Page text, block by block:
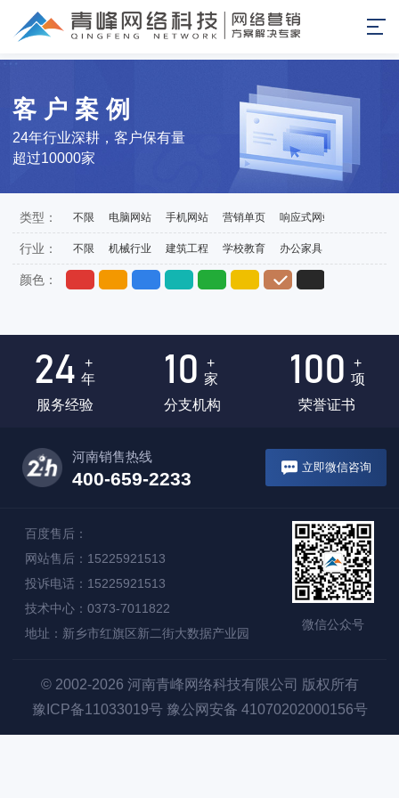
24年行业深耕，客户保有量
超过10000家
客户案例
类型： 不限 电脑网站 手机网站 营销单页 响应式网站
行业： 不限 机械行业 建筑工程 学校教育 办公家具
颜色：
24
+
年
服务经验
10
+
家
分支机构
100
+
项
荣誉证书
河南销售热线
400-659-2233
立即微信咨询
百度售后：
网站售后：15225921513
投诉电话：15225921513
技术中心：0373-7011822
地址：新乡市红旗区新二街大数据产业园
微信公众号
© 2002-2026 河南青峰网络科技有限公司 版权所有
豫ICP备11033019号 豫公网安备 41070202000156号